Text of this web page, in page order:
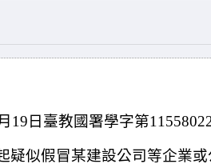
日臺教國署學字第
疑似假冒某建設公司等企業